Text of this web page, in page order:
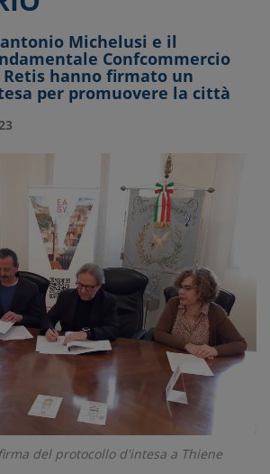
Michelusi e il
Confcommercio
Retis hanno firmato un
per promuovere la città
del protocollo d'intesa a Thiene